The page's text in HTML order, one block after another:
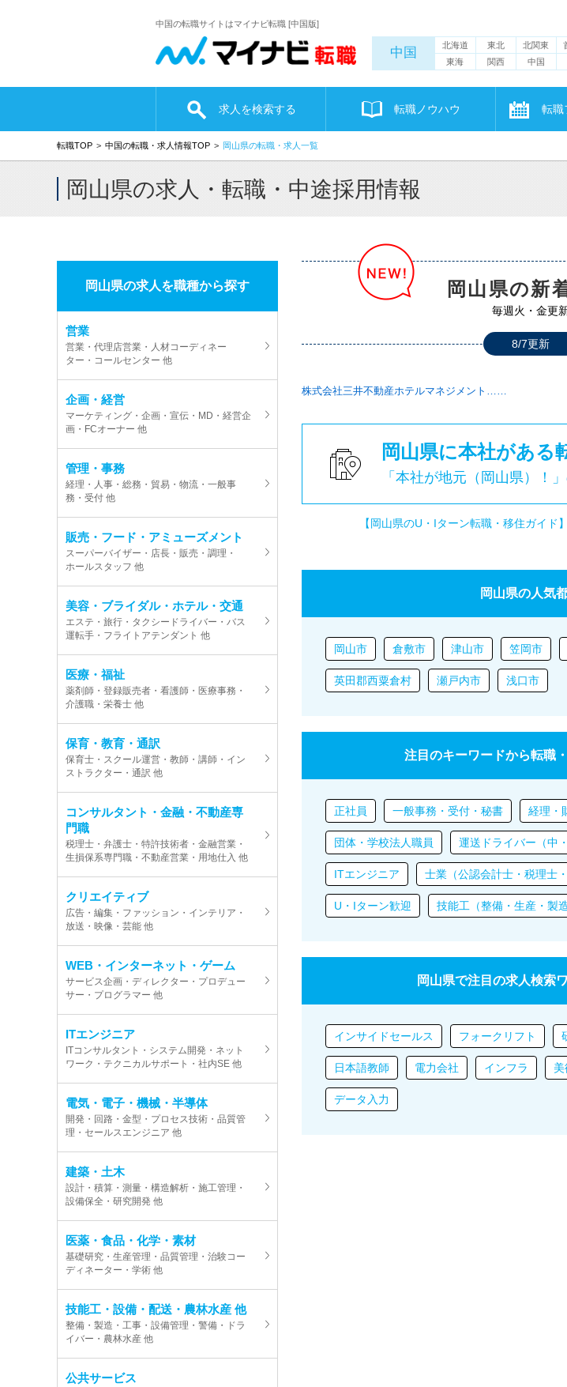
中国の転職サイトはマイナビ転職 [中国版]
中国 北海道 東北 北関東
東海
関西 中国
求人を検索する 転職ノウハウ 転職
転職TOP 中国の転職・求人情報TOP 岡山県の転職・求人一覧
岡山県の求人・転職・中途採用情報
岡山県の求人を職種から探す
営業
営業・代理店営業・人材コーディネー
ター・コールセンター 他
企画・経営
マーケティング・企画・宣伝・MD・経営企
画・FCオーナー 他
管理・事務
経理・人事・総務・貿易・物流・一般事
務・受付 他
販売・フード・アミューズメント
スーパーバイザー・店長・販売・調理・
ホールスタッフ 他
美容・ブライダル・ホテル・交通
エステ・旅行・タクシードライバー・バス
運転手・フライトアテンダント 他
医療・福祉
薬剤師・登録販売者・看護師・医療事務・
介護職・栄養士 他
保育・教育・通訳
保育士・スクール運営・教師・講師・イン
ストラクター・通訳 他
コンサルタント・金融・不動産専
門職
税理士・弁護士・特許技術者・金融営業・
生損保系専門職・不動産営業・用地仕入 他
クリエイティブ
広告・編集・ファッション・インテリア・
放送・映像・芸能 他
WEB・インターネット・ゲーム
サービス企画・ディレクター・プロデュー
サー・プログラマー 他
ITエンジニア
ITコンサルタント・システム開発・ネット
ワーク・テクニカルサポート・社内SE 他
電気・電子・機械・半導体
開発・回路・金型・プロセス技術・品質管
理・セールスエンジニア 他
建築・土木
設計・積算・測量・構造解析・施工管理・
設備保全・研究開発 他
医薬・食品・化学・素材
基礎研究・生産管理・品質管理・治験コー
ディネーター・学術 他
技能工・設備・配送・農林水産 他
整備・製造・工事・設備管理・警備・ドラ
イバー・農林水産 他
公共サービス
岡山県の新
毎週火・金更
8/7更新
株式会社三井不動産ホテルマネジメント……
岡山県に本社がある
「本社が地元（岡山県）！
【岡山県のU・Iターン転職・移住ガイド
岡山県の人気
岡山市 倉敷市 津山市 笠岡市
英田郡西粟倉村 瀬戸内市 浅口市
注目のキーワードから転職
正社員 一般事務・受付・秘書 経理・
団体・学校法人職員 運送ドライバー（中
ITエンジニア 士業（公認会計士・税理士
U・Iターン歓迎 技能工（整備・生産・製
岡山県で注目の求人検索
インサイドセールス フォークリフト
日本語教師 電力会社 インフラ
データ入力